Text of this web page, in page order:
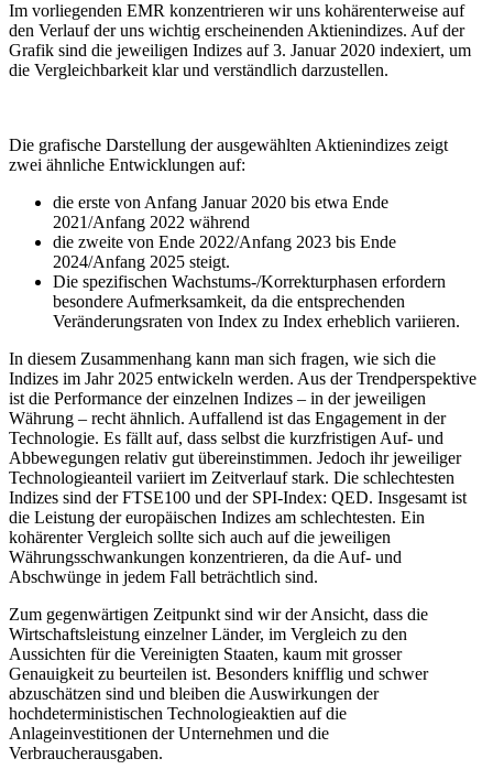
Im vorliegenden EMR konzentrieren wir uns kohärenterweise auf
den Verlauf der uns wichtig erscheinenden Aktienindizes. Auf der
Grafik sind die jeweiligen Indizes auf 3. Januar 2020 indexiert, um
die Vergleichbarkeit klar und verständlich darzustellen.
Die grafische Darstellung der ausgewählten Aktienindizes zeigt
zwei ähnliche Entwicklungen auf:
die erste von Anfang Januar 2020 bis etwa Ende
2021/Anfang 2022 während
die zweite von Ende 2022/Anfang 2023 bis Ende
2024/Anfang 2025 steigt.
Die spezifischen Wachstums-/Korrekturphasen erfordern
besondere Aufmerksamkeit, da die entsprechenden
Veränderungsraten von Index zu Index erheblich variieren.
In diesem Zusammenhang kann man sich fragen, wie sich die
Indizes im Jahr 2025 entwickeln werden. Aus der Trendperspektive
ist die Performance der einzelnen Indizes – in der jeweiligen
Währung – recht ähnlich. Auffallend ist das Engagement in der
Technologie. Es fällt auf, dass selbst die kurzfristigen Auf- und
Abbewegungen relativ gut übereinstimmen. Jedoch ihr jeweiliger
Technologieanteil variiert im Zeitverlauf stark. Die schlechtesten
Indizes sind der FTSE100 und der SPI-Index: QED. Insgesamt ist
die Leistung der europäischen Indizes am schlechtesten. Ein
kohärenter Vergleich sollte sich auch auf die jeweiligen
Währungsschwankungen konzentrieren, da die Auf- und
Abschwünge in jedem Fall beträchtlich sind.
Zum gegenwärtigen Zeitpunkt sind wir der Ansicht, dass die
Wirtschaftsleistung einzelner Länder, im Vergleich zu den
Aussichten für die Vereinigten Staaten, kaum mit grosser
Genauigkeit zu beurteilen ist. Besonders knifflig und schwer
abzuschätzen sind und bleiben die Auswirkungen der
hochdeterministischen Technologieaktien auf die
Anlageinvestitionen der Unternehmen und die
Verbraucherausgaben.